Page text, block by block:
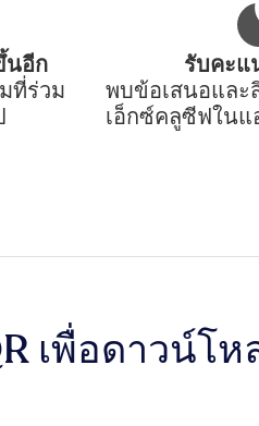
นอีก
ที่ร่วม
รับคะแ
พบข้อเสนอแล
เอ็กซ์คลูซีฟใน
เพื่อดาวน์โห